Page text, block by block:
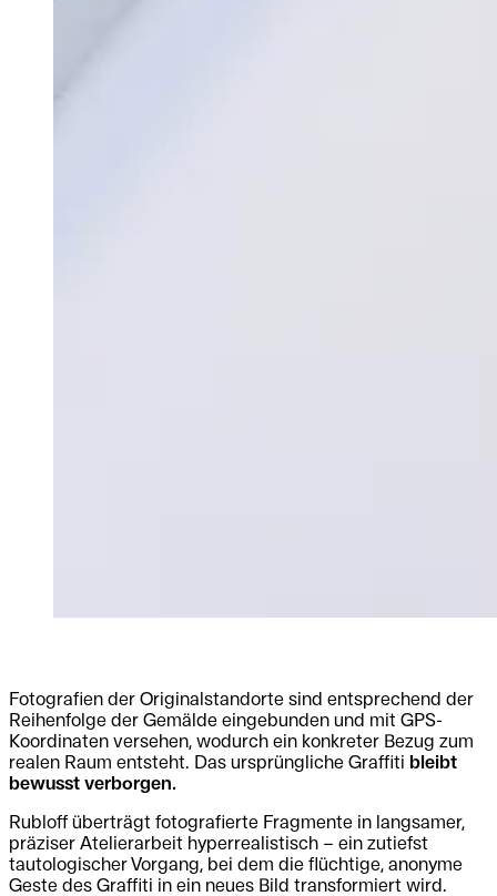
Fotografien der Originalstandorte sind entsprechend der
Reihenfolge der Gemälde eingebunden und mit GPS-
Koordinaten versehen, wodurch ein konkreter Bezug zum
realen Raum entsteht. Das ursprüngliche Graffiti bleibt
bewusst verborgen.
Rubloff überträgt fotografierte Fragmente in langsamer,
präziser Atelierarbeit hyperrealistisch – ein zutiefst
tautologischer Vorgang, bei dem die flüchtige, anonyme
Geste des Graffiti in ein neues Bild transformiert wird.